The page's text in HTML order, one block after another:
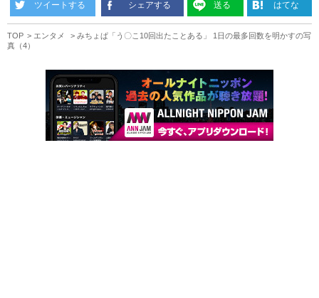
ツイートする シェアする 送る はてな
TOP エンタメ
みちょぱ「う〇こ10回出たことある」 1日の最多回数を明かすの写
真（4）